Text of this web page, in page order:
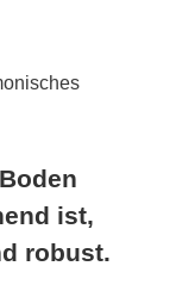
ist,
robust.